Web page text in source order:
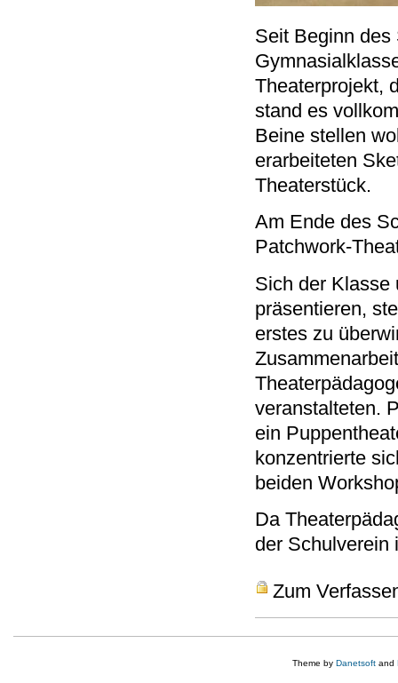
Seit Beginn des
Theaterprojekt,
stand es
Beine stellen
erarbeiteten
Theaterstück.
Am Ende des
Patchwork-
Sich der Klasse
präsentieren,
erstes zu
veranstalteten.
ein
konzentrierte
beiden
Da
der Schulverein
Zum
Theme by Danetsoft and